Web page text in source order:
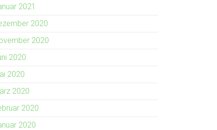
2021
2020
2020
2020
2020
2020
2020
2020